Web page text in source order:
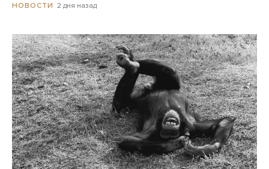
НОВОСТИ 2 дня назад